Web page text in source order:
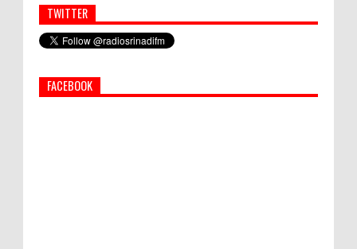
Simbol Persahabatan, RI Bangun Islamic Centre di
Afghanistan
PEMKAB KLUNGKUNG GELAR PASAR
TWITTER
FACEBOOK